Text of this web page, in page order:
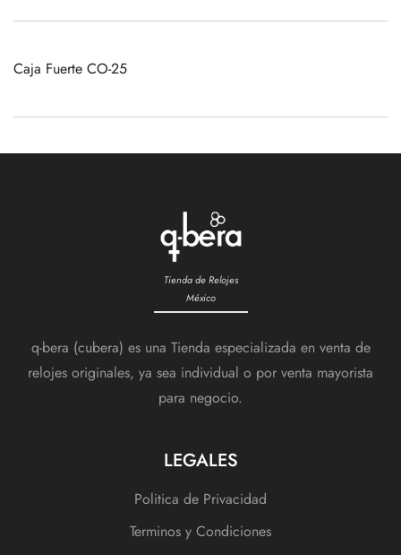
Caja Fuerte CO-25
Tienda de Relojes
México
q-bera (cubera) es una Tienda especializada en venta de
relojes originales, ya sea individual o por venta mayorista
para negocio.
LEGALES
Politica de Privacidad
Terminos y Condiciones